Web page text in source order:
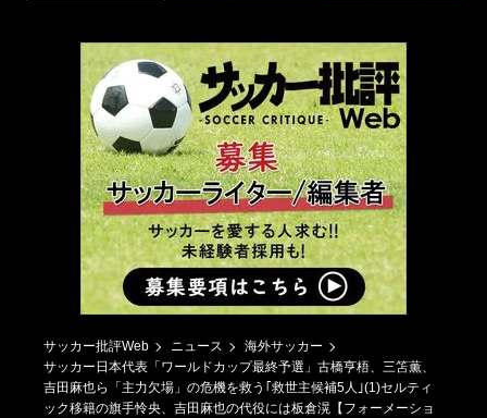
サッカー批評Web ニュース
海外サッカー
サッカー日本代表「ワールドカップ最終予選」古橋亨梧、三笘薫、
吉田麻也ら「主力欠場」の危機を救う｢救世主候補5人｣(1)セルティ
ック移籍の旗手怜央、吉田麻也の代役には板倉滉【フォーメーショ